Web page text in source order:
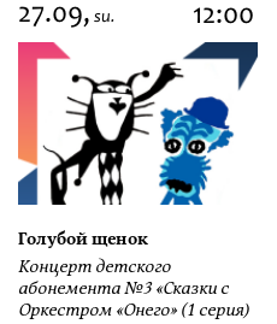
27.09, su. 12:00
Голубой щенок
Концерт детского
абонемента №3 «Сказки с
Оркестром «Онего» (1 серия)